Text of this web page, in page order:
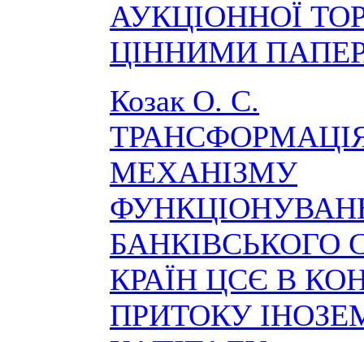
АУКЦІОННОЇ
ЦІННИМИ
Козак О. С.
МЕХАНІЗМУ
БАНКІВСЬКОГО
КРАЇН ЦСЄ В
ПРИТОКУ